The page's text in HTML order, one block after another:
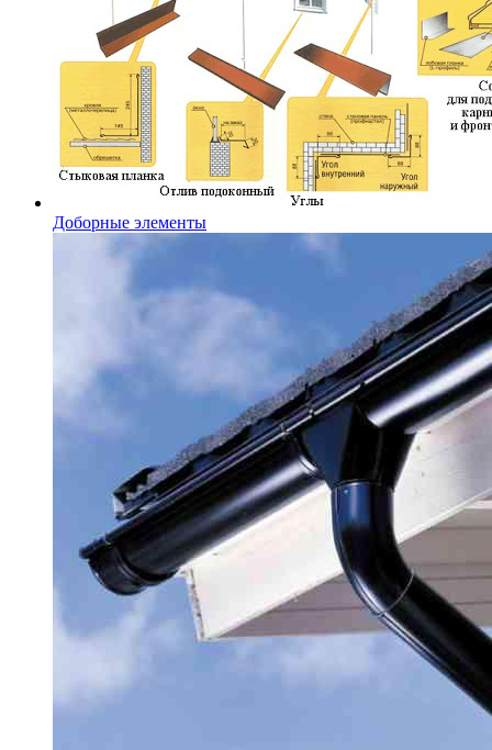
Доборные элементы